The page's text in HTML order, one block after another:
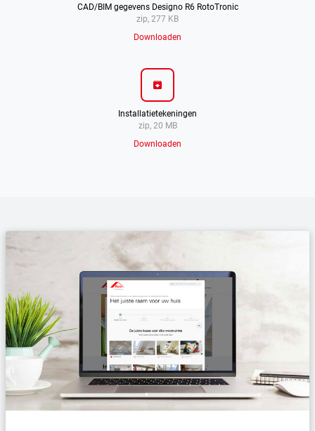
CAD/BIM gegevens Designo R6 RotoTronic
zip, 277 KB
Downloaden
archive
Installatietekeningen
zip, 20 MB
Downloaden